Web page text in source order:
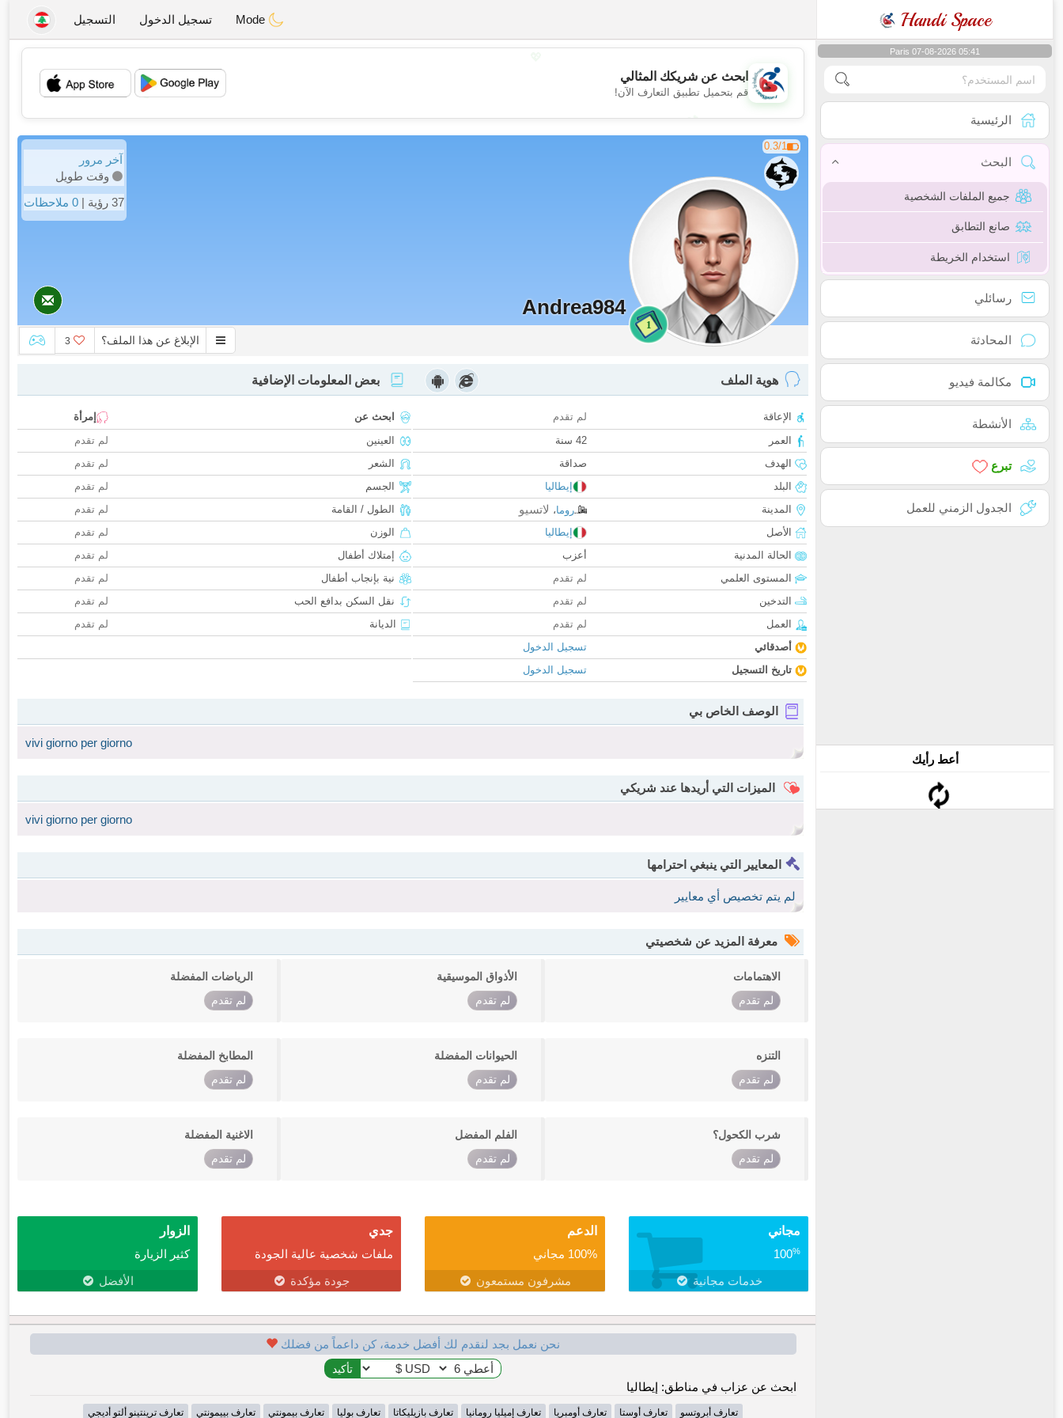
Handi Space تسجيل الدخول التسجيل
Paris 07-08-2026 05:41
الرئيسية
البحث
جميع الملفات الشخصية
صانع التطابق
استخدام الخريطة
رسائلي
المحادثة
مكالمة فيديو
الأنشطة
تبرع
الجدول الزمني للعمل
أعط رأيك
💖
💕
ابحث عن شريكك المثالي
قم بتحميل تطبيق التعارف الآن!
0.3/1
1
Andrea984
آخر مرور
وقت طويل
37 رؤية |
0 ملاحظات
الإبلاغ عن هذا الملف؟ 3
هوية الملف
الإعاقة
لم تقدم
العمر
42 سنة
الهدف
صداقة
البلد
إيطاليا
المدينة
روما، لاتسيو
الأصل
إيطاليا
الحالة المدنية
أعزب
المستوى العلمي
لم تقدم
التدخين
لم تقدم
العمل
لم تقدم
أصدقائي
تسجيل الدخول
تاريخ التسجيل
تسجيل الدخول
بعض المعلومات الإضافية
ابحث عن
إمرأة
العينين
لم تقدم
الشعر
لم تقدم
الجسم
لم تقدم
الطول / القامة
لم تقدم
الوزن
لم تقدم
إمتلاك أطفال
لم تقدم
نية بإنجاب أطفال
لم تقدم
نقل السكن بدافع الحب
لم تقدم
الديانة
لم تقدم
الوصف الخاص بي
vivi giorno per giorno
الميزات التي أريدها عند شريكي
vivi giorno per giorno
المعايير التي ينبغي احترامها
لم يتم تخصيص أي معايير
معرفة المزيد عن شخصيتي
الاهتمامات
لم تقدم
الأذواق الموسيقية
لم تقدم
الرياضات المفضلة
لم تقدم
التنزه
لم تقدم
الحيوانات المفضلة
لم تقدم
المطابخ المفضلة
لم تقدم
شرب الكحول؟
لم تقدم
الفلم المفضل
لم تقدم
الاغنية المفضلة
لم تقدم
مجاني
100%
خدمات مجانية
الدعم
100% مجاني
مشرفون مستمعون
جدي
ملفات شخصية عالية الجودة
جودة مؤكدة
الزوار
كثير الزيارة
الأفضل
نحن نعمل بجد لنقدم لك أفضل خدمة، كن داعماً من فضلك
ابحث عن عزاب في مناطق: إيطاليا
تعارف أبروتسو تعارف أوستا تعارف أومبريا تعارف إميليا رومانيا تعارف بازيليكاتا تعارف بوليا تعارف بيمونتي تعارف بييمونتي تعارف ترينتينو ألتو أديجي